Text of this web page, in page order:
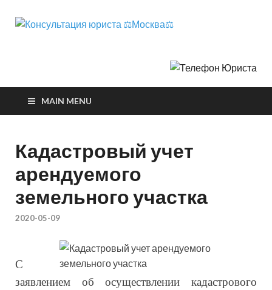
Москва
MAIN MENU
Кадастровый учет
арендуемого
земельного участка
2020-05-09
С
заявлением об осуществлении кадастрового